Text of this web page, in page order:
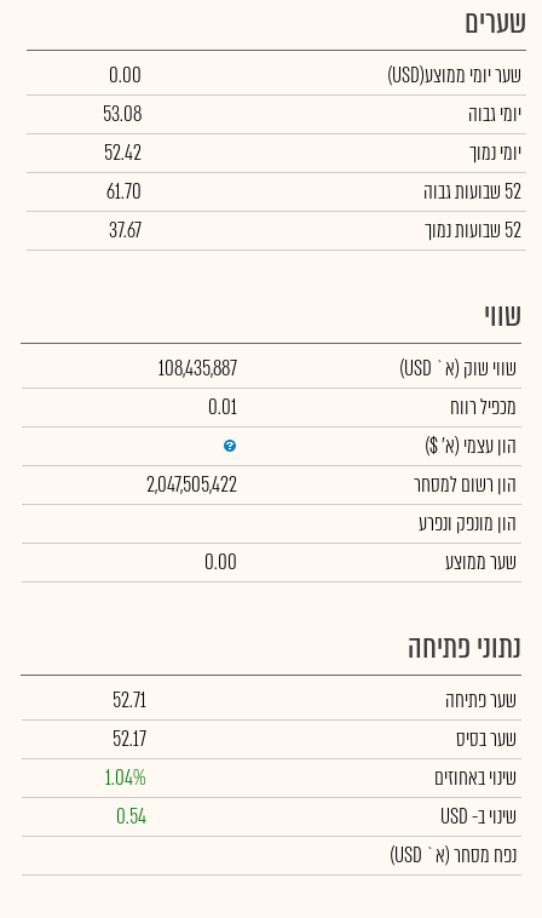
שערים
שער יומי ממוצע(USD)
0.00
יומי גבוה
53.08
יומי נמוך
52.42
52 שבועות גבוה
61.70
52 שבועות נמוך
37.67
שווי
שווי שוק (א` USD)
108,435,887
מכפיל רווח
0.01
הון עצמי (א' $)
הון רשום למסחר
2,047,505,422
הון מונפק ונפרע
שער ממוצע
0.00
נתוני פתיחה
שער פתיחה
52.71
שער בסיס
52.17
שינוי באחוזים
1.04%
שינויב- USD
0.54
נפח מסחר(א` USD)